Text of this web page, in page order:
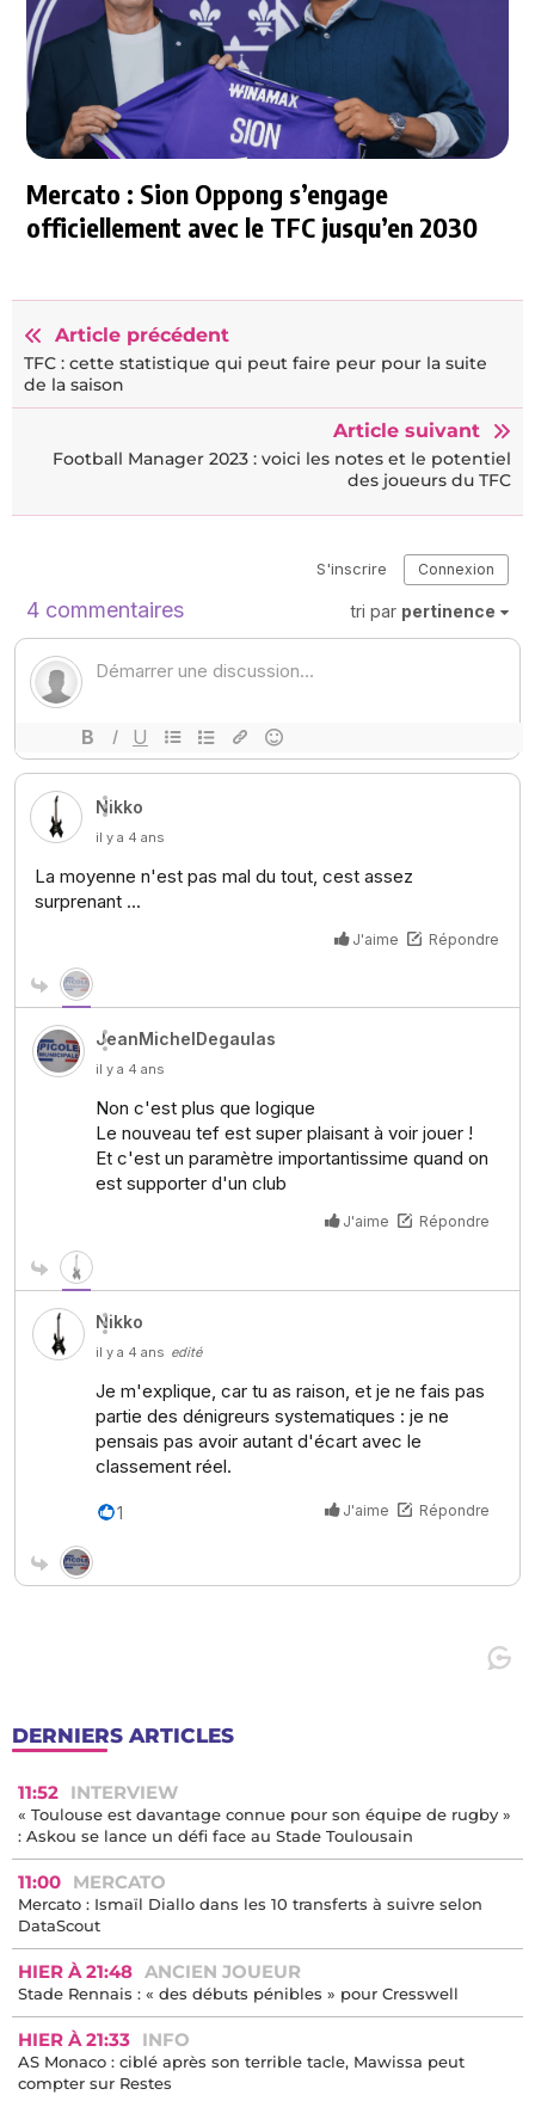
Mercato : Sion Oppong s’engage
officiellement avec le TFC jusqu’en 2030
Article précédent
TFC : cette statistique qui peut faire peur pour la suite
de la saison
Article suivant
Football Manager 2023 : voici les notes et le potentiel
des joueurs du TFC
DERNIERS ARTICLES
11:52 INTERVIEW
« Toulouse est davantage connue pour son équipe de rugby »
: Askou se lance un défi face au Stade Toulousain
11:00 MERCATO
Mercato : Ismaïl Diallo dans les 10 transferts à suivre selon
DataScout
HIER À 21:48 ANCIEN JOUEUR
Stade Rennais : « des débuts pénibles » pour Cresswell
HIER À 21:33 INFO
AS Monaco : ciblé après son terrible tacle, Mawissa peut
compter sur Restes